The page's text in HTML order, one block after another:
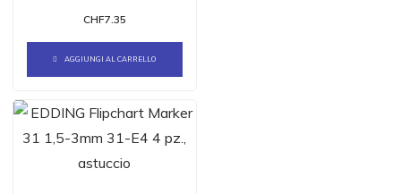
CHF7.35
AGGIUNGI AL CARRELLO